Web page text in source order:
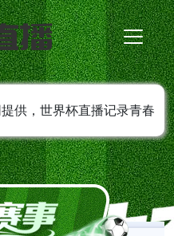
供，世界杯直播记录青春
，世界杯直播观看陪伴每
好回忆。世界杯在线直播